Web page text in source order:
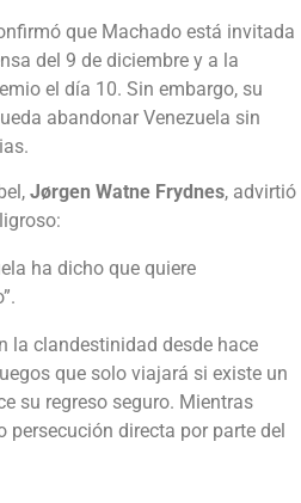
que Machado está invitada
del 9 de diciembre y a la
el día 10. Sin embargo, su
abandonar Venezuela sin
Jørgen Watne Frydnes, advirtió
ha dicho que quiere
la clandestinidad desde hace
que solo viajará si existe un
su regreso seguro. Mientras
directa por parte del